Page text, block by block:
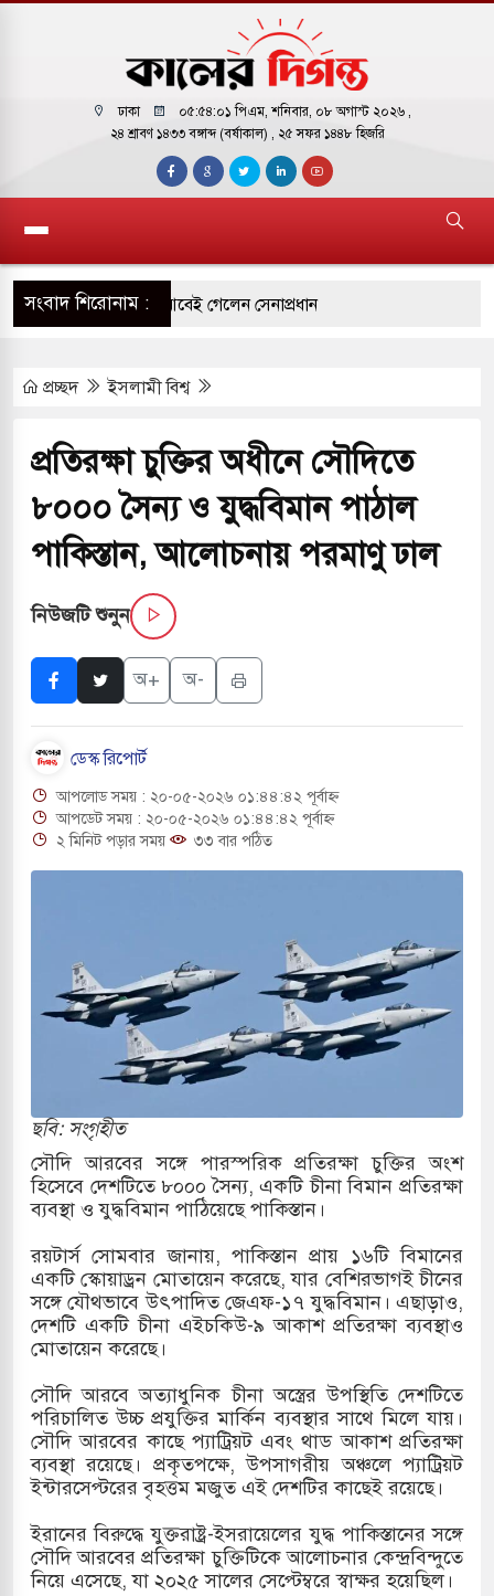
ঢাকা ০৫:৫৪:০২ পিএম, শনিবার, ০৮ অগাস্ট ২০২৬ ,
২৪ শ্রাবণ ১৪৩৩ বঙ্গাব্দ (বর্ষাকাল) , ২৫ সফর ১৪৪৮ হিজরি
সংবাদ শিরোনাম :
দক্ষিণ সুদান ও আবেই গেলেন সেনাপ্রধান
হাইকমিশনারের বাসভবনে আগুন, আইসিইউতে
হয়ে আসছে ‘স্পেশাল রেসপন্স ব্যাটালিয়ন
মুখোমুখি সংঘর্ষে ৯ জন নিহত
৬ শ্রমিক নিহত, আহত ১৫
নিয়ন্ত্রণে দেড় হাজার মসজিদ থেকে মাইক
গুলিতে শিক্ষক নিহত, হামলাকারীর আত্মহত্যা
মধ্যপ্রাচ্যে ব্ল্যাকআউটের কঠোর হুঁশিয়ারি ইরানের
দক্ষিণ কোরিয়ার বন্দি ২৫ শতাংশ বেড়েছে
থাকুক বা না থাকুক, ইরানে একক সামরিক পদক্ষেপের
জুমার বয়ান ও নামাজ পড়াবেন দেওবন্দের
অ্যারেস্ট আবেদন, বরগুনার এসআইয়ের বিরুদ্ধে
নতুন বাংলাদেশের পথচলার কেন্দ্র হবে: ড.
হামলায় ছাত্রদল ও ছাত্রলীগের আচরণ ইসরায়েলের
প্রচ্ছদ ইসলামী বিশ্ব
প্রতিরক্ষা চুক্তির অধীনে সৌদিতে
৮০০০ সৈন্য ও যুদ্ধবিমান পাঠাল
পাকিস্তান, আলোচনায় পরমাণু ঢাল
নিউজটি শুনুন
অ+ অ-
ডেস্ক রিপোর্ট
আপলোড সময় : ২০-০৫-২০২৬ ০১:৪৪:৪২ পূর্বাহ্ন
আপডেট সময় : ২০-০৫-২০২৬ ০১:৪৪:৪২ পূর্বাহ্ন
২ মিনিট পড়ার সময়
৩৩ বার পঠিত
ছবি: সংগৃহীত
সৌদি আরবের সঙ্গে পারস্পরিক প্রতিরক্ষা চুক্তির অংশ
হিসেবে দেশটিতে ৮০০০ সৈন্য, একটি চীনা বিমান প্রতিরক্ষা
ব্যবস্থা ও যুদ্ধবিমান পাঠিয়েছে পাকিস্তান।
রয়টার্স সোমবার জানায়, পাকিস্তান প্রায় ১৬টি বিমানের
একটি স্কোয়াড্রন মোতায়েন করেছে, যার বেশিরভাগই চীনের
সঙ্গে যৌথভাবে উৎপাদিত জেএফ-১৭ যুদ্ধবিমান। এছাড়াও,
দেশটি একটি চীনা এইচকিউ-৯ আকাশ প্রতিরক্ষা ব্যবস্থাও
মোতায়েন করেছে।
সৌদি আরবে অত্যাধুনিক চীনা অস্ত্রের উপস্থিতি দেশটিতে
পরিচালিত উচ্চ প্রযুক্তির মার্কিন ব্যবস্থার সাথে মিলে যায়।
সৌদি আরবের কাছে প্যাট্রিয়ট এবং থাড আকাশ প্রতিরক্ষা
ব্যবস্থা রয়েছে। প্রকৃতপক্ষে, উপসাগরীয় অঞ্চলে প্যাট্রিয়ট
ইন্টারসেপ্টরের বৃহত্তম মজুত এই দেশটির কাছেই রয়েছে।
ইরানের বিরুদ্ধে যুক্তরাষ্ট্র-ইসরায়েলের যুদ্ধ পাকিস্তানের সঙ্গে
সৌদি আরবের প্রতিরক্ষা চুক্তিটিকে আলোচনার কেন্দ্রবিন্দুতে
নিয়ে এসেছে, যা ২০২৫ সালের সেপ্টেম্বরে স্বাক্ষর হয়েছিল।